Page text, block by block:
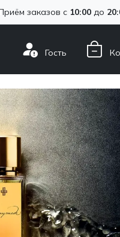
заказов с 10:00 до
Гость